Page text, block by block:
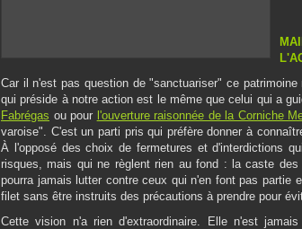
Car il n'est pas question de "sanctuariser" ce
qui préside à notre action est le même que celui qui a
Fabrégas ou pour l'ouverture raisonnée de la Corniche
varoise". C'est un parti pris qui préfère donner à
À l'opposé des choix de fermetures et d'interdictions
risques, mais qui ne règlent rien au fond : la caste
pourra jamais lutter contre ceux qui n'en font pas partie
filet sans être instruits des précautions à prendre pour
Cette vision n'a rien d'extraordinaire. Elle n'est